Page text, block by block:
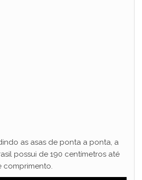
as asas de ponta a ponta, a
possui de 190 centímetros até
comprimento.